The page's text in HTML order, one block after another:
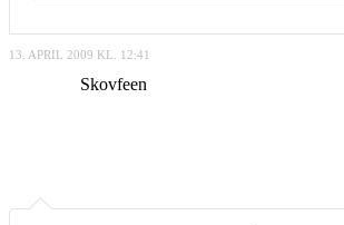
13. APRIL 2009 KL. 12:41
Skovfeen